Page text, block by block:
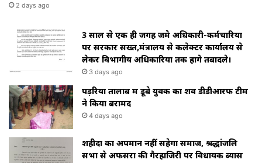
2 days ago
3 साल से एक ही जगह जमे अधिकारी-कर्मचारियों
पर सरकार सख्त,मंत्रालय से कलेक्टर कार्यालय से
लेकर विभागीय अधिकारियों तक होंगे तबादले।
3 days ago
पड़रिया तालाब में डूबे युवक का शव डीडीआरफ टीम
ने किया बरामद
4 days ago
शहीदों का अपमान नहीं सहेगा समाज, श्रद्धांजलि
सभा से अफसरों की गैरहाजिरी पर विधायक ब्यास